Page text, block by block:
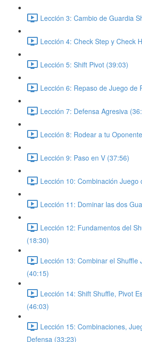
Lección 3: Cambio de Guardia
Lección 4: Check Step y Check
Lección 5: Shift Pivot (39:03)
Lección 6: Repaso de Juego de
Lección 7: Defensa Agresiva
Lección 8: Rodear a tu
Lección 9: Paso en V (37:56)
Lección 10: Combinación Juego
Lección 11: Dominar las dos
Lección 12: Fundamentos del
(18:30)
Lección 13: Combinar el Shuffle
(40:15)
Lección 14: Shift Shuffle, Pivot
(46:03)
Lección 15: Combinaciones,
Defensa (33:23)